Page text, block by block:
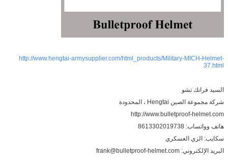
http://www.hengtai-armysupplier.com/html_products/Military-MICH-Helmet-
37.html
السيد فرانك تشو
شركة مجموعة الصين Hengtai ، المحدودة
http://www.bulletproof-helmet.com
هاتف وواتساب: 8613302019738
سكايب: الزي العسكري
البريد الإلكتروني: frank@bulletproof-helmet.com